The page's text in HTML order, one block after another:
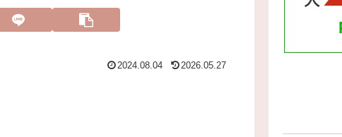
2024.08.04 2026.05.27